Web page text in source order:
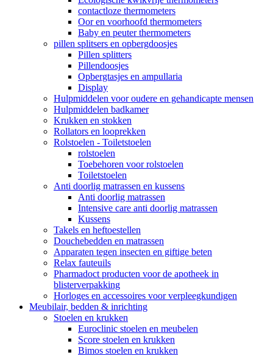
contactloze thermometers
Oor en voorhoofd thermometers
Baby en peuter thermometers
pillen splitsers en opbergdoosjes
Pillen splitters
Pillendoosjes
Opbergtasjes en ampullaria
Display
Hulpmiddelen voor oudere en gehandicapte mensen
Hulpmiddelen badkamer
Krukken en stokken
Rollators en looprekken
Rolstoelen - Toiletstoelen
rolstoelen
Toebehoren voor rolstoelen
Toiletstoelen
Anti doorlig matrassen en kussens
Anti doorlig matrassen
Intensive care anti doorlig matrassen
Kussens
Takels en heftoestellen
Douchebedden en matrassen
Apparaten tegen insecten en giftige beten
Relax fauteuils
Pharmadoct producten voor de apotheek in
blisterverpakking
Horloges en accessoires voor verpleegkundigen
Meubilair, bedden & inrichting
Stoelen en krukken
Euroclinic stoelen en meubelen
Score stoelen en krukken
Bimos stoelen en krukken